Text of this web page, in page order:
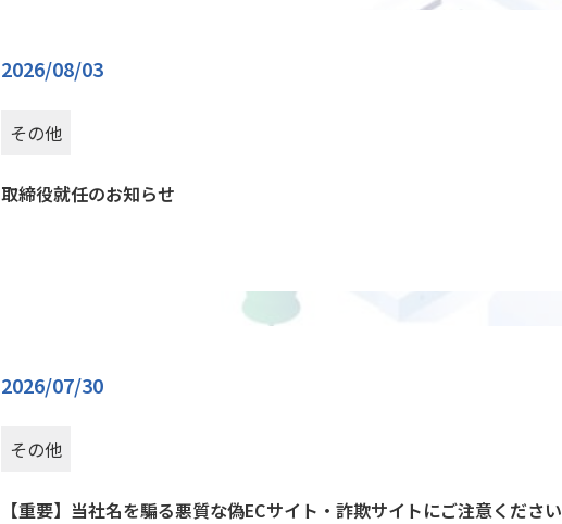
2026/08/03
その他
取締役就任のお知らせ
2026/07/30
その他
【重要】当社名を騙る悪質な偽ECサイト・詐欺サイトにご注意ください